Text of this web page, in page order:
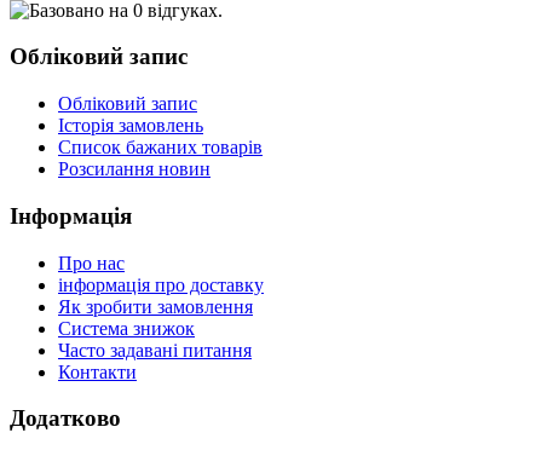
Обліковий запис
Обліковий запис
Історія замовлень
Список бажаних товарів
Розсилання новин
Інформація
Про нас
інформація про доставку
Як зробити замовлення
Система знижок
Часто задавані питання
Контакти
Додатково